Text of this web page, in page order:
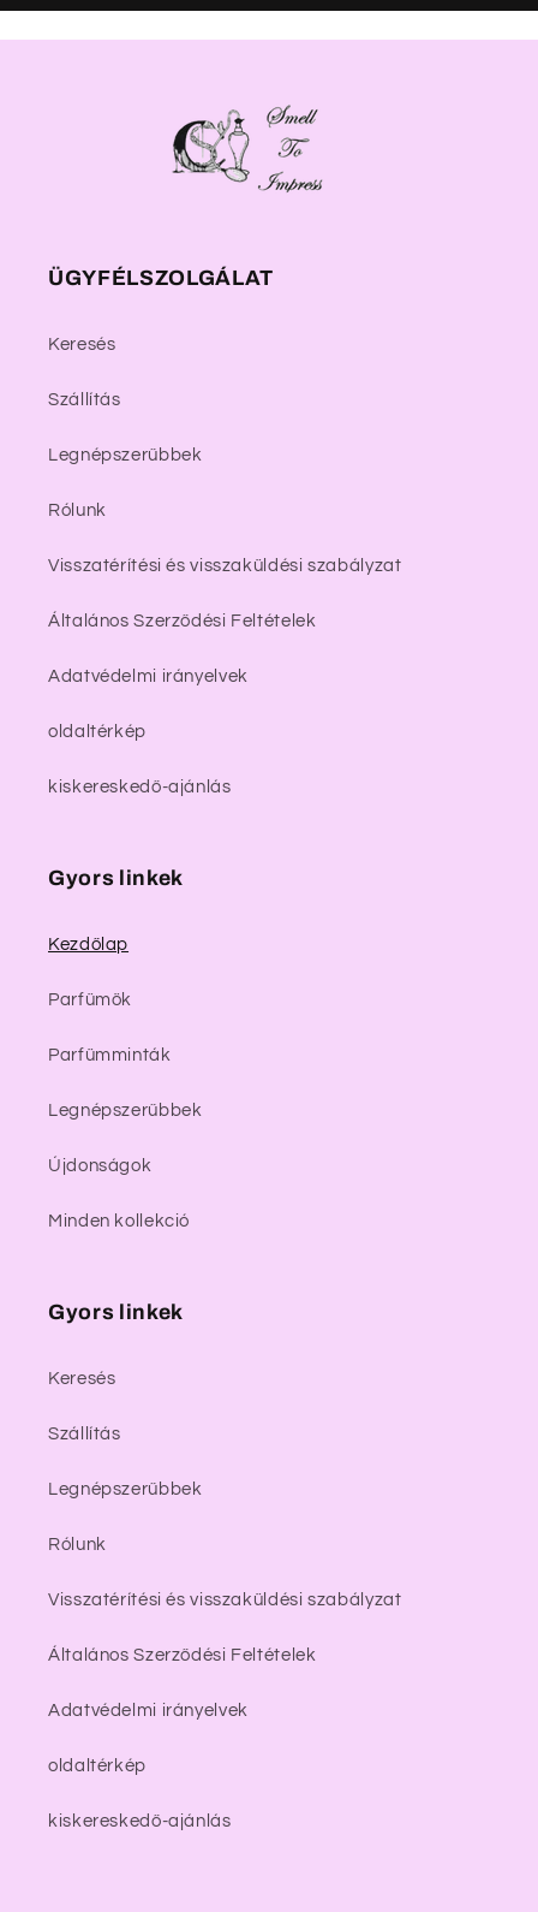
ÜGYFÉLSZOLGÁLAT
Keresés
Szállítás
Legnépszerűbbek
Rólunk
Visszatérítési és visszaküldési szabályzat
Általános Szerződési Feltételek
Adatvédelmi irányelvek
oldaltérkép
kiskereskedő-ajánlás
Gyors linkek
Kezdőlap
Parfümök
Parfümminták
Legnépszerűbbek
Újdonságok
Minden kollekció
Gyors linkek
Keresés
Szállítás
Legnépszerűbbek
Rólunk
Visszatérítési és visszaküldési szabályzat
Általános Szerződési Feltételek
Adatvédelmi irányelvek
oldaltérkép
kiskereskedő-ajánlás